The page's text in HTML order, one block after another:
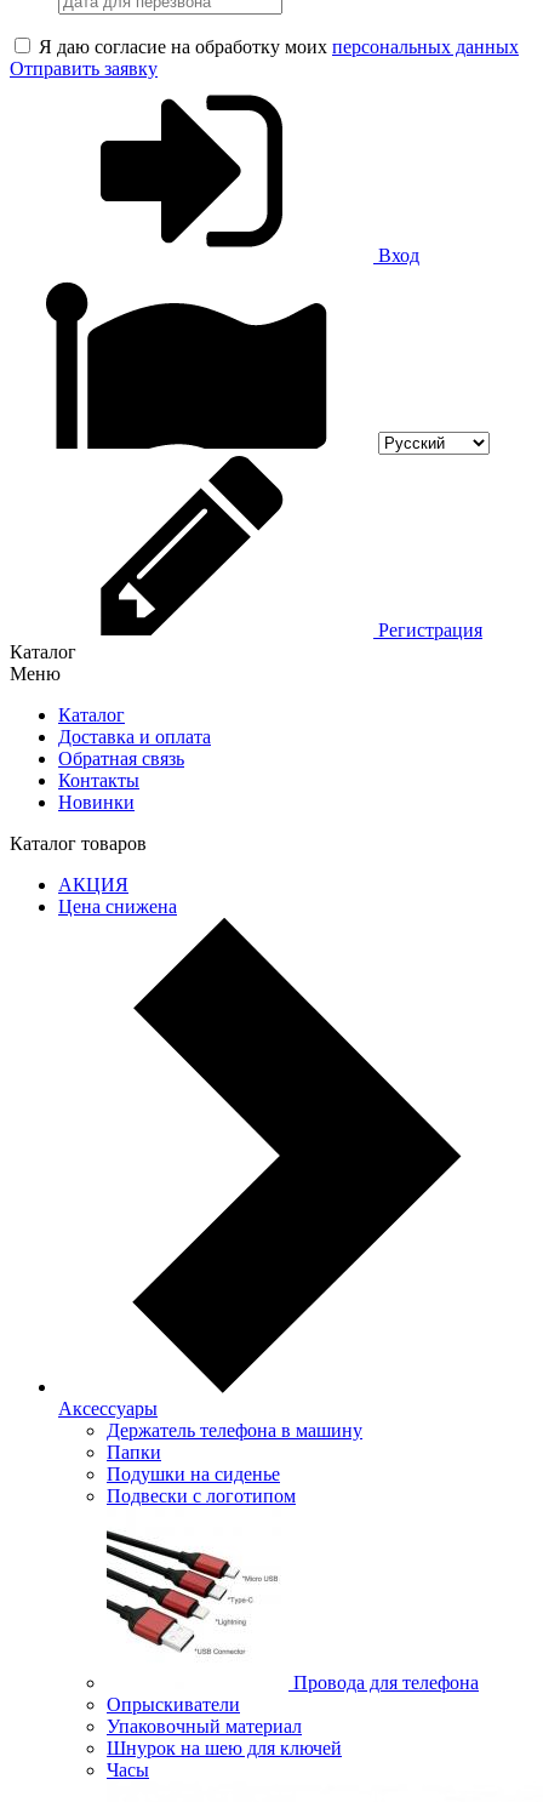
Я даю согласие на обработку моих персональных данных
Отправить заявку
Вход
Регистрация
Каталог
Меню
Каталог
Доставка и оплата
Обратная связь
Контакты
Новинки
Каталог товаров
АКЦИЯ
Цена снижена
Аксессуары
Держатель телефона в машину
Папки
Подушки на сиденье
Подвески с логотипом
Провода для телефона
Опрыскиватели
Упаковочный материал
Шнурок на шею для ключей
Часы